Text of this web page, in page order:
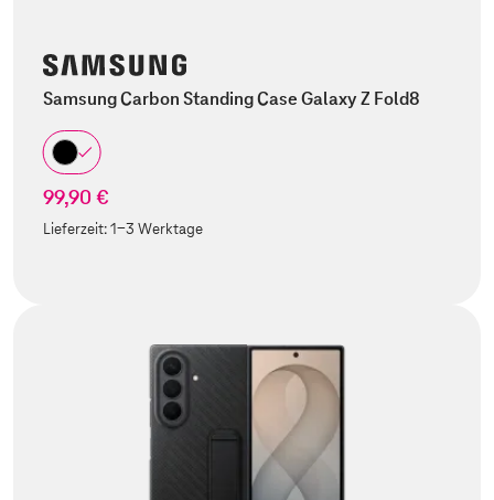
Samsung Carbon Standing Case Galaxy Z Fold8
99,90 €
Lieferzeit:1-3 Werktage